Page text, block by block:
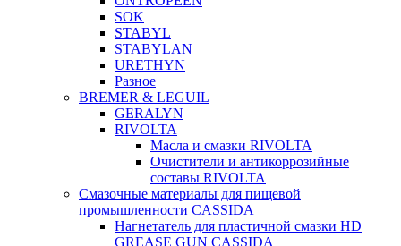
SOK
STABYL
STABYLAN
URETHYN
Разное
BREMER & LEGUIL
GERALYN
RIVOLTA
Масла и смазки RIVOLTA
Очистители и антикоррозийные
составы RIVOLTA
Смазочные материалы для пищевой
промышленности CASSIDA
Нагнетатель для пластичной смазки HD
GREASE GUN CASSIDA